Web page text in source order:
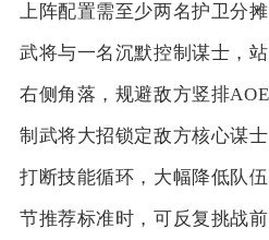
上阵配置需至少两名护卫分
武将与一名沉默控制谋士，
右侧角落，规避敌方竖排
制武将大招锁定敌方核心谋
打断技能循环，大幅降低队
节推荐标准时，可反复挑战